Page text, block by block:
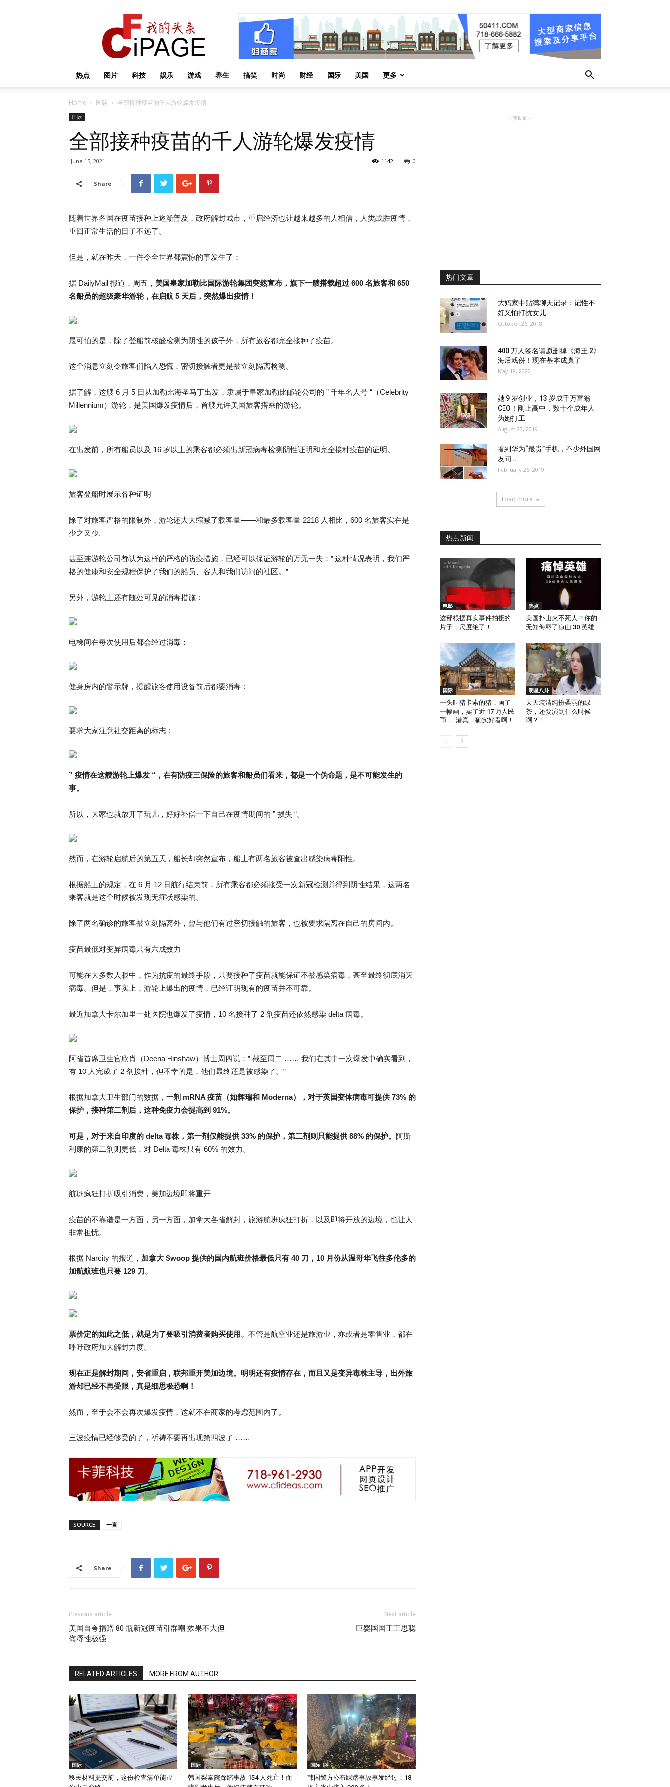
热点 图片 科技 娱乐 游戏 养生 搞笑 时尚 财经 国际 美国 更多
Home 国际 全部接种疫苗的千人游轮爆发疫情
国际
全部接种疫苗的千人游轮爆发疫情
June 15, 2021 0
1142
Share
随着世界各国在疫苗接种上逐渐普及，政府解封城市，重启经济也让越来越多的人相信，人类战胜疫情，
重回正常生活的日子不远了。
但是，就在昨天，一件令全世界都震惊的事发生了：
据 DailyMail 报道，周五， 美国皇家加勒比国际游轮集团突然宣布，旗下一艘搭载超过 600 名旅客和 650
名船员的超级豪华游轮，在启航 5 天后，突然爆出疫情！
最可怕的是，除了登船前核酸检测为阴性的孩子外，所有旅客都完全接种了疫苗。
这个消息立刻令旅客们陷入恐慌，密切接触者更是被立刻隔离检测。
据了解，这艘 6 月 5 日从加勒比海圣马丁出发，隶属于皇家加勒比邮轮公司的 ” 千年名人号 “（Celebrity
Millennium）游轮，是美国爆发疫情后，首艘允许美国旅客搭乘的游轮。
在出发前，所有船员以及 16 岁以上的乘客都必须出新冠病毒检测阴性证明和完全接种疫苗的证明。
旅客登船时展示各种证明
除了对旅客严格的限制外，游轮还大大缩减了载客量——和最多载客量 2218 人相比，600 名旅客实在是
少之又少。
甚至连游轮公司都认为这样的严格的防疫措施，已经可以保证游轮的万无一失：” 这种情况表明，我们严
格的健康和安全规程保护了我们的船员、客人和我们访问的社区。”
另外，游轮上还有随处可见的消毒措施：
电梯间在每次使用后都会经过消毒：
健身房内的警示牌，提醒旅客使用设备前后都要消毒：
要求大家注意社交距离的标志：
” 疫情在这艘游轮上爆发 “，在有防疫三保险的旅客和船员们看来，都是一个伪命题，是不可能发生的
事。
所以，大家也就放开了玩儿，好好补偿一下自己在疫情期间的 ” 损失 “。
然而，在游轮启航后的第五天，船长却突然宣布，船上有两名旅客被查出感染病毒阳性。
根据船上的规定，在 6 月 12 日航行结束前，所有乘客都必须接受一次新冠检测并得到阴性结果，这两名
乘客就是这个时候被发现无症状感染的。
除了两名确诊的旅客被立刻隔离外，曾与他们有过密切接触的旅客，也被要求隔离在自己的房间内。
疫苗最低对变异病毒只有六成效力
可能在大多数人眼中，作为抗疫的最终手段，只要接种了疫苗就能保证不被感染病毒，甚至最终彻底消灭
病毒。但是，事实上，游轮上爆出的疫情，已经证明现有的疫苗并不可靠。
最近加拿大卡尔加里一处医院也爆发了疫情，10 名接种了 2 剂疫苗还依然感染 delta 病毒。
阿省首席卫生官欣肖（Deena Hinshaw）博士周四说：” 截至周二 …… 我们在其中一次爆发中确实看到，
有 10 人完成了 2 剂接种，但不幸的是，他们最终还是被感染了。”
根据加拿大卫生部门的数据， 一剂 mRNA 疫苗（如辉瑞和 Moderna），对于英国变体病毒可提供 73% 的
保护，接种第二剂后，这种免疫力会提高到 91%。
可是，对于来自印度的 delta 毒株，第一剂仅能提供 33% 的保护，第二剂则只能提供 88% 的保护。 阿斯
利康的第二剂则更低，对 Delta 毒株只有 60% 的效力。
航班疯狂打折吸引消费，美加边境即将重开
疫苗的不靠谱是一方面，另一方面，加拿大各省解封，旅游航班疯狂打折，以及即将开放的边境，也让人
非常担忧。
根据 Narcity 的报道， 加拿大 Swoop 提供的国内航班价格最低只有 40 刀，10 月份从温哥华飞往多伦多的
加航航班也只要 129 刀。
票价定的如此之低，就是为了要吸引消费者购买使用。 不管是航空业还是旅游业，亦或者是零售业，都在
呼吁政府加大解封力度。
现在正是解封期间，安省重启，联邦重开美加边境。明明还有疫情存在，而且又是变异毒株主导，出外旅
游却已经不再受限，真是细思极恐啊！
然而，至于会不会再次爆发疫情，这就不在商家的考虑范围内了。
三波疫情已经够受的了，祈祷不要再出现第四波了 ……
SOURCE 一言
Share
Previous article
美国自夸捐赠 80 瓶新冠疫苗引群嘲 效果不大但
侮辱性极强
Next article
巨婴国国王王思聪
RELATED ARTICLES MORE FROM AUTHOR
国际
移民材料提交前，这份检查清单能帮
国际
韩国梨泰院踩踏事故 154 人死亡！而
国际
韩国警方公布踩踏事故事发经过：18
- 赞助商 -
热门文章
大妈家中贴满聊天记录：记性不
好又怕打扰女儿
October 26, 2018
400 万人签名请愿删掉《海王 2》
海后戏份！现在基本成真了
May 18, 2022
她 9 岁创业，13 岁成千万富翁
CEO！刚上高中，数十个成年人
为她打工
August 23, 2019
看到华为“最贵”手机，不少外国网
友问 …
February 26, 2019
Load more
热点新闻
电影
这部根据真实事件拍摄的
片子，尺度绝了！
热点
美国扑山火不死人？你的
无知侮辱了凉山 30 英雄
国际
一头叫猪卡索的猪，画了
一幅画，卖了近 17 万人民
币 …. 港真，确实好看啊！
明星八卦
天天装清纯扮柔弱的绿
茶，还要演到什么时候
啊？！